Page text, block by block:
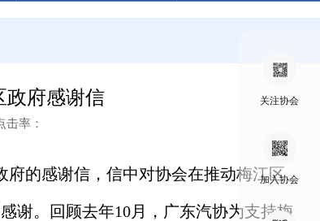
政府感谢信
率：
的感谢信，信中对协会在推动梅江区
谢。回顾去年10月，广东汽协为支持梅
关注协会
加入协会